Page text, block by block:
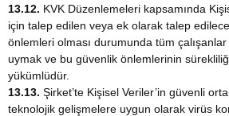
13.12. KVK Düzenlemeleri kapsamında
için talep edilen veya ek olarak talep
önlemleri olması durumunda tüm
uymak ve bu güvenlik önlemlerinin
yükümlüdür.
13.13. Şirket’te Kişisel Veriler’in güvenli
teknolojik gelişmelere uygun olarak virüs